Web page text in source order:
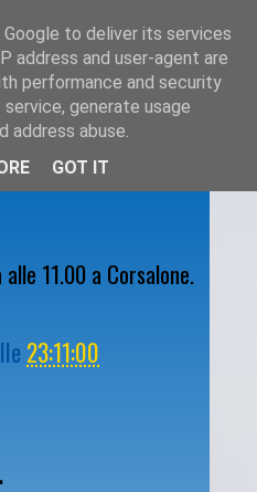
11.00 a Corsalone.
23:11:00
to deliver its services
address and user-agent are
performance and security
generate usage
abuse.
GOT IT